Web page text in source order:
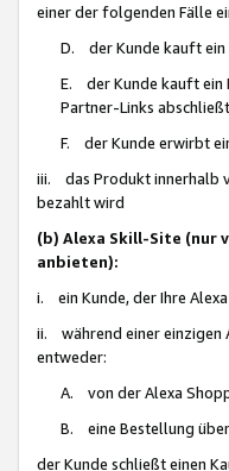
einer der folgenden Fälle
D. der Kunde kauft ein
E. der Kunde kauft ein
Partner-Links
F. der Kunde erwirbt
iii. das Produkt innerhalb
bezahlt wird
(b) Alexa Skill-Site (nur
anbieten):
i. ein Kunde, der Ihre
ii. während einer einzigen
entweder:
A. von der Alexa
B. eine Bestellung
der Kunde schließt einen